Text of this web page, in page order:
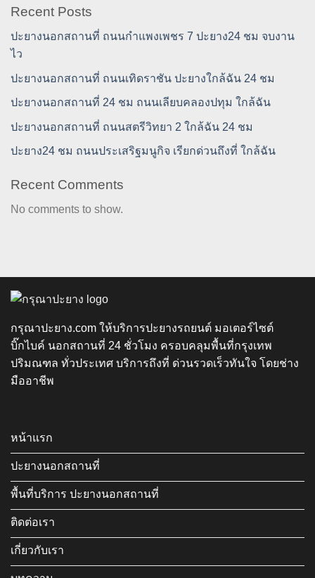
Recent Posts
ปะยางนอกสถานที่ ถนนกำแพงเพชร 7 ปะยาง24 ชม จบงาน
ไว
ปะยางนอกสถานที่ ถนนเทิดราชัน ปะยางใกล้ฉัน 24 ชม
ปะยางนอกสถานที่ 24 ชม ถนนเลียบคลองปทุม ใกล้ฉัน
ปะยางนอกสถานที่ ถนนสตรีวิทยา 2 ใกล้ฉัน 24 ชม
ปะยาง24 ชม ถนนประเสริฐมนูกิจ เรียกด่วนถึงที่ ใกล้ฉัน
Recent Comments
No comments to show.
กรุณาปะยาง.com ให้บริการปะยางรถยนต์ มอเตอร์ไซต์
บิ๊กไบค์ นอกสถานที่ 24 ชั่วโมง ครอบคลุมพื้นที่กรุงเทพ
ปริมณฑล ทั่วประเทศ บริการถึงที่ ด่วนรวดเร็วทันใจ โดยช่าง
มืออาชีพ
หน้าแรก
ปะยางนอกสถานที่
พื้นที่บริการ ปะยางนอกสถานที่
ติดต่อเรา
เกี่ยวกับเรา